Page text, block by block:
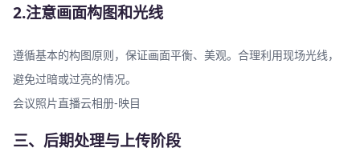
2.注意画面构图和光线
遵循基本的构图原则，保证画面平衡、美观。合理利用现场光线，
避免过暗或过亮的情况。
会议照片直播云相册-映目
三、后期处理与上传阶段